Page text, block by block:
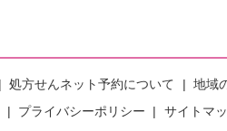
処方せんネット予約について 地域
プライバシーポリシー サイトマ